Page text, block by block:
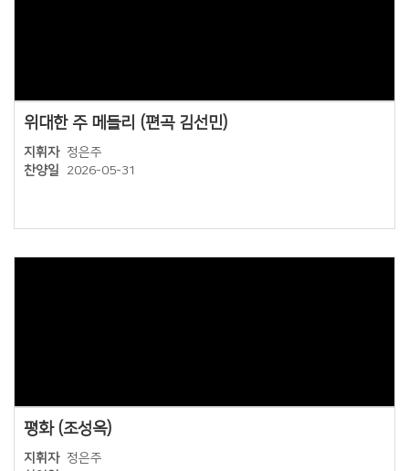
위대한 주 메들리 (편곡 김선민)
지휘자 정은주
찬양일
2026-05-31
평화 (조성옥)
지휘자 정은주